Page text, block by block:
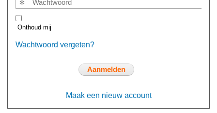
Onthoud mij
Wachtwoord vergeten?
Maak een nieuw account